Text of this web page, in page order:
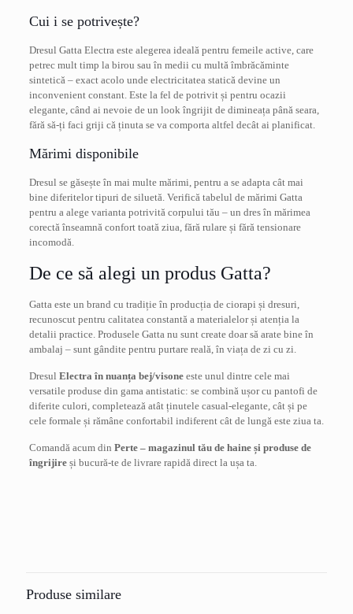
Cui i se potrivește?
Dresul Gatta Electra este alegerea ideală pentru femeile active, care
petrec mult timp la birou sau în medii cu multă îmbrăcăminte
sintetică – exact acolo unde electricitatea statică devine un
inconvenient constant. Este la fel de potrivit și pentru ocazii
elegante, când ai nevoie de un look îngrijit de dimineața până seara,
fără să-ți faci griji că ținuta se va comporta altfel decât ai planificat.
Mărimi disponibile
Dresul se găsește în mai multe mărimi, pentru a se adapta cât mai
bine diferitelor tipuri de siluetă. Verifică tabelul de mărimi Gatta
pentru a alege varianta potrivită corpului tău – un dres în mărimea
corectă înseamnă confort toată ziua, fără rulare și fără tensionare
incomodă.
De ce să alegi un produs Gatta?
Gatta este un brand cu tradiție în producția de ciorapi și dresuri,
recunoscut pentru calitatea constantă a materialelor și atenția la
detalii practice. Produsele Gatta nu sunt create doar să arate bine în
ambalaj – sunt gândite pentru purtare reală, în viața de zi cu zi.
Dresul Electra în nuanța bej/visoneeste unul dintre cele mai
versatile produse din gama antistatic: se combină ușor cu pantofi de
diferite culori, completează atât ținutele casual-elegante, cât și pe
cele formale și rămâne confortabil indiferent cât de lungă este ziua ta.
Comandă acum din Perte – magazinul tău de haine și produse de
îngrijireși bucură-te de livrare rapidă direct la ușa ta.
bej/visone”
Produse similare